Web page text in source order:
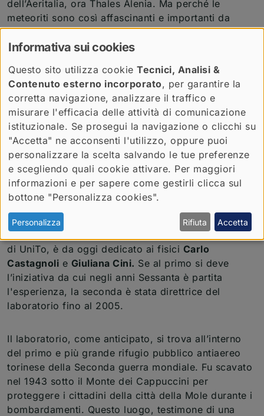
dell’Aeritalia, ora Thales Alenia. Ma perché le
meteoriti sono così affascinanti e importanti da
studiare? “Gli asteroidi, da cui le meteoriti
provengono, conservano – spiega – memoria della
rende fonti di informazioni preziose e uniche sulla
sua formazione e sull'origine della vita. Le meteoriti
sono, tra l'altro, gli oggetti più antichi che l’uomo
può prendere in mano”.
All’interno del MeteorLab sono presenti strumenti di
analisi avanzata che consentono di studiare le
meteoriti a livello isotopico e chimico. Grazie a
queste tecnologie, il laboratorio è oggi un punto di
riferimento internazionale per le ricerche sull’attività
solare nel tempo.
MeteorLab, che afferisce al
Dipartimento di Fisica
di UniTo, è da oggi dedicato ai fisici Carlo
Castagnoli e Giuliana Cini. Se al primo si deve
l’iniziativa da cui negli anni Sessanta è partita
l'esperienza, la seconda è stata direttrice del
laboratorio fino al 2005.
Il laboratorio, come anticipato, si trova all’interno
del primo e più grande rifugio pubblico antiaereo
torinese della Seconda guerra mondiale. Fu scavato
nel 1943 sotto il Monte dei Cappuccini per
proteggere i cittadini della città della Mole durante i
bombardamenti. Questo luogo, testimone di una
Informativa sui cookies
Questo sito utilizza cookie Tecnici, Analisi &
Contenuto esterno incorporato, per garantire la
corretta navigazione, analizzare il traffico e
misurare l'efficacia delle attività di comunicazione
istituzionale. Se prosegui la navigazione o clicchi su
"Accetta" ne acconsenti l'utilizzo, oppure puoi
personalizzare la scelta salvando le tue preferenze
e scegliendo quali cookie attivare. Per maggiori
informazioni e per sapere come gestirli clicca sul
bottone "Personalizza cookies".
Personalizza Rifiuta Accetta